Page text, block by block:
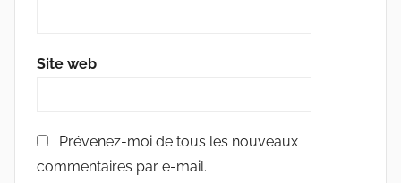
Site web
Prévenez-moi de tous les nouveaux
commentaires par e-mail.